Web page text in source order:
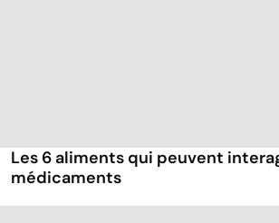
Les 6 aliments qui peuvent
médicaments